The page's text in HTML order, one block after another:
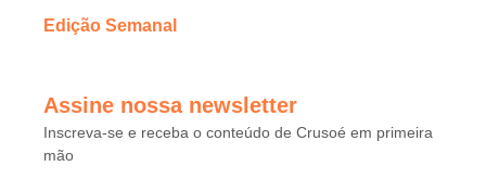
Edição Semanal
Assine nossa newsletter
Inscreva-se e receba o conteúdo de Crusoé em primeira
mão